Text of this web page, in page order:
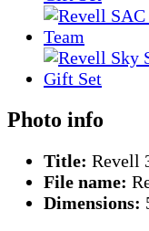
Photo info
Title: Revell
File name:
Dimensions: